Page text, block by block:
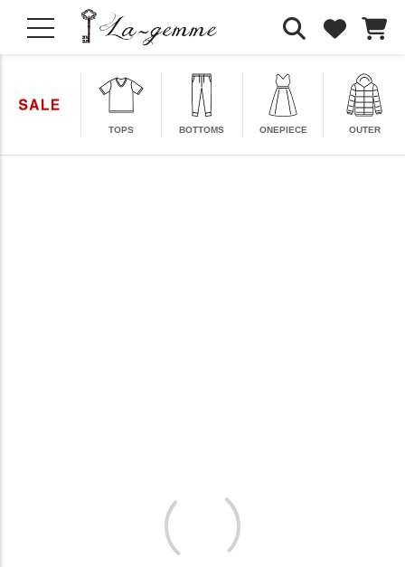
TOPS BOTTOMS ONEPIECE OUTER